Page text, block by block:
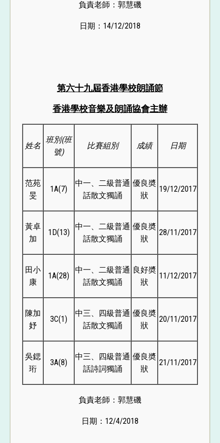
負責老師：郭慧磯
日期：14/12/2018
第六十九屆香港學校朗誦節
香港學校音樂及朗誦協會主辦
姓名
班別(班
號)
比賽組別 成績 日期
范苑
旻
1A(7)
中一、二級普通
話散文獨誦
優良奬
狀
19/12/2017
黃卓
加
1D(13)
中一、二級普通
話散文獨誦
優良奬
狀
28/11/2017
田小
康
1A(28)
中一、二級普通
話散文獨誦
良好奬
狀
11/12/2017
陳加
妤
3C(1)
中三、四級普通
話散文獨誦
優良奬
狀
20/11/2017
吳鍶
珩
3A(8)
中三、四級普通
話詩詞獨誦
優良奬
狀
21/11/2017
負責老師：郭慧磯
日期：12/4/2018